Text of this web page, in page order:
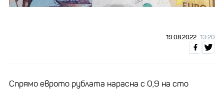
19.08.2022 13:20
Спрямо еврото рублата нарасна с 0,9 на сто